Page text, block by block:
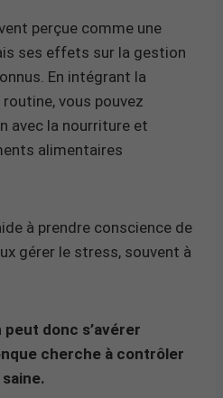
perçue comme une
ses effets sur la gestion
En intégrant la
vous pouvez
avec la nourriture et
alimentaires
à prendre conscience de
gérer le stress, souvent à
donc s’avérer
cherche à contrôler